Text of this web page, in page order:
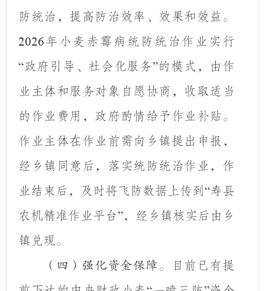
防统治，提高防治效率、效果和效益。
2026年 小麦赤霉病 统防统治作业实行
“政府引导、社会化服务”的模式，由作
业主体和服务对象自愿协商，收取适当
的作业费用，政府酌情给予作业补贴。
作业主体在作业前需向乡镇提出申报，
经乡镇同意后，落实统防统治作业，作
业结束后，及时将飞防数据上传到“寿县
农机精准作业平台”，经乡镇核实后由 乡
镇兑现。
（四） 强化资金保障。
目前已有提